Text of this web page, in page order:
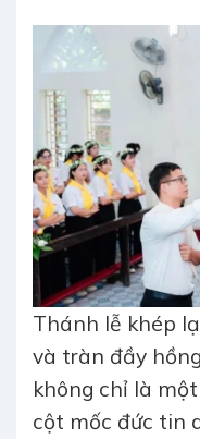
Thánh lễ khép
và tràn đầy
không chỉ là
cột mốc đức tin